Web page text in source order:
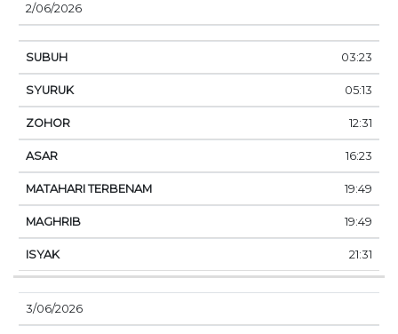
2/06/2026
03:23
05:13
12:31
16:23
19:49
19:49
21:31
3/06/2026